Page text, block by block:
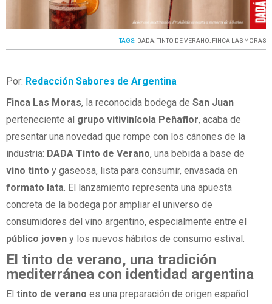
TAGS: DADA,TINTO DE VERANO, FINCA LAS MORAS
Por: Redacción Sabores de Argentina
Finca Las Moras, la reconocida bodega de San Juan
perteneciente al grupo vitivinícola Peñaflor, acaba de
presentar una novedad que rompe con los cánones de la
industria: DADA Tinto de Verano, una bebida a base de
vino tinto y gaseosa, lista para consumir, envasada en
formato lata. El lanzamiento representa una apuesta
concreta de la bodega por ampliar el universo de
consumidores del vino argentino, especialmente entre el
público joven y los nuevos hábitos de consumo estival.
El tinto de verano, una tradición
mediterránea con identidad argentina
El tinto de verano es una preparación de origen español